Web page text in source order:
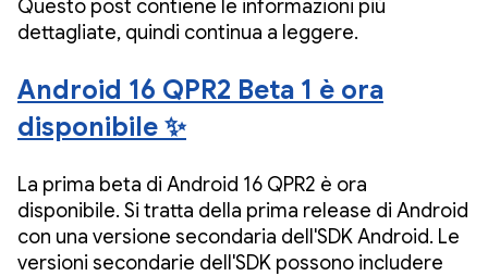
Questo post contiene le informazioni più
dettagliate, quindi continua a leggere.
Android 16 QPR2 Beta 1 è ora
disponibile ✨
La prima beta di Android 16 QPR2 è ora
disponibile. Si tratta della prima release di Android
con una versione secondaria dell'SDK Android. Le
versioni secondarie dell'SDK possono includere